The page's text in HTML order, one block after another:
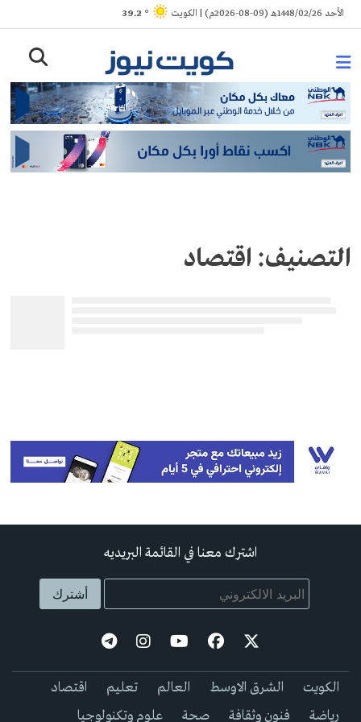
Skip
to
الأحد 1448/02/26هـ (09-08-2026م) | الكويت ° 39.2
التصنيف: اقتصاد
اشترك معنا في القائمة البريديه
الكويت الشرق الاوسط العالم تعليم
اقتصاد
رياضة
فنون وثقافة صحة علوم وتكنولوجيا